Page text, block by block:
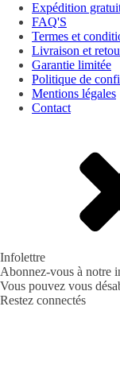
Expédition
FAQ'S
Termes et
Livraison et
Garantie limitée
Politique de
Mentions légales
Contact
Infolettre
Abonnez-vous à notre
Vous pouvez vous
Restez connectés